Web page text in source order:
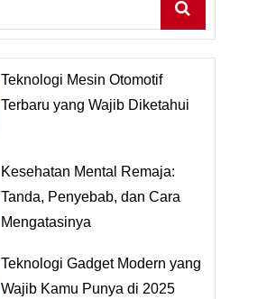
Teknologi Mesin Otomotif
Terbaru yang Wajib Diketahui
Kesehatan Mental Remaja:
Tanda, Penyebab, dan Cara
Mengatasinya
Teknologi Gadget Modern yang
Wajib Kamu Punya di 2025